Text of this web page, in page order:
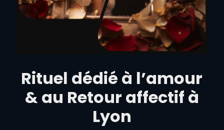
Rituel dédié à l’amour
& au Retour affectif à
Lyon